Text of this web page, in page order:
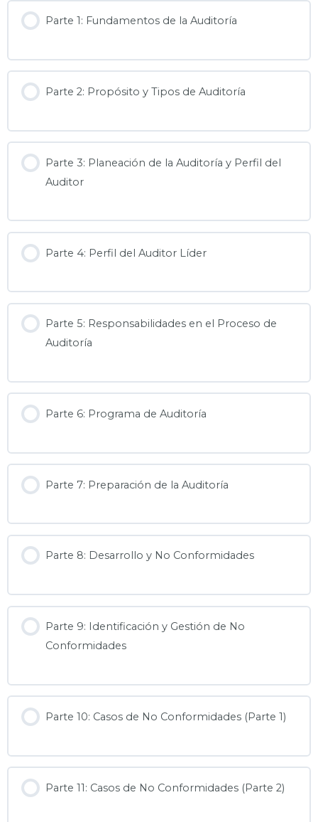
Parte 1: Fundamentos de la Auditoría
Parte 2: Propósito y Tipos de Auditoría
Parte 3: Planeación de la Auditoría y Perfil del
Auditor
Parte 4: Perfil del Auditor Líder
Parte 5: Responsabilidades en el Proceso de
Auditoría
Parte 6: Programa de Auditoría
Parte 7: Preparación de la Auditoría
Parte 8: Desarrollo y No Conformidades
Parte 9: Identificación y Gestión de No
Conformidades
Parte 10: Casos de No Conformidades (Parte 1)
Parte 11: Casos de No Conformidades (Parte 2)